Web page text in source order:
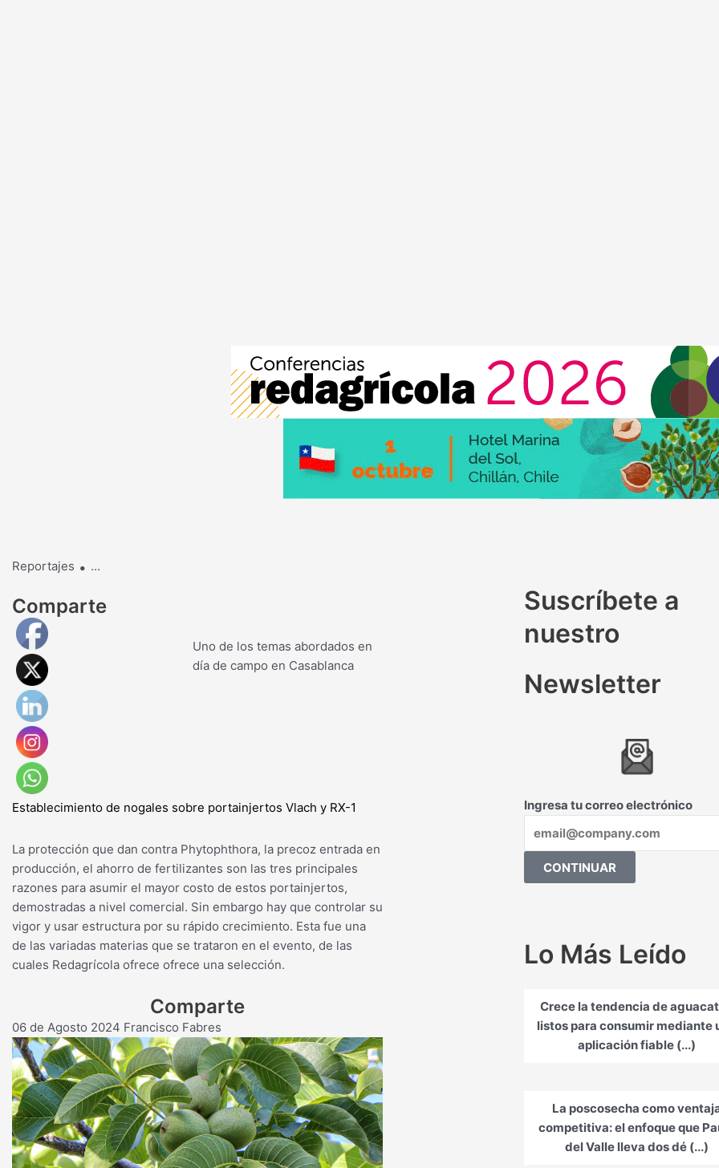
Reportajes . ...
Comparte
Uno de los temas abordados en
día de campo en Casablanca
Establecimiento de nogales sobre portainjertos Vlach y RX-1
La protección que dan contra Phytophthora, la precoz entrada en
producción, el ahorro de fertilizantes son las tres principales
razones para asumir el mayor costo de estos portainjertos,
demostradas a nivel comercial. Sin embargo hay que controlar su
vigor y usar estructura por su rápido crecimiento. Esta fue una
de las variadas materias que se trataron en el evento, de las
cuales Redagrícola ofrece ofrece una selección.
Comparte
06 de Agosto 2024 Francisco Fabres
Suscríbete a
nuestro
Newsletter
Ingresa tu correo electrónico
CONTINUAR
Lo Más Leído
Crece la tendencia de
listos para consumir mediante
aplicación fiable (...)
La poscosecha como
competitiva: el enfoque que
del Valle lleva dos dé (...)